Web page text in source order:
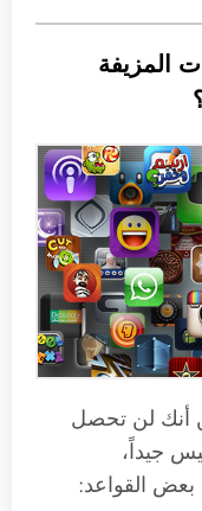
المزيفة
أنك لن تحصل
جيداً،
بعض القواعد: